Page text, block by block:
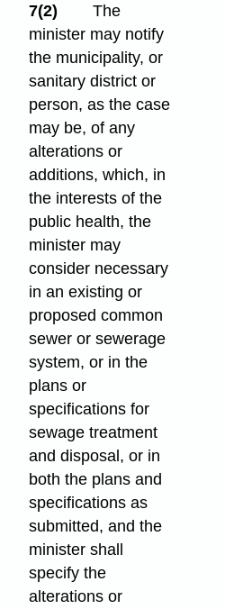
7(2)
The
minister may notify
the municipality, or
sanitary district or
person, as the case
may be, of any
alterations or
additions, which, in
the interests of the
public health, the
minister may
consider necessary
in an existing or
proposed common
sewer or sewerage
system, or in the
plans or
specifications for
sewage treatment
and disposal, or in
both the plans and
specifications as
submitted, and the
minister shall
specify the
alterations or